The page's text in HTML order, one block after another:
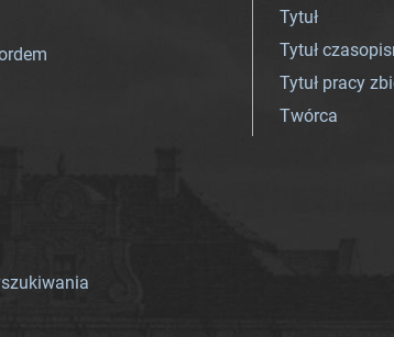
Tytuł
Tytuł
Tytuł pracy
Twórca